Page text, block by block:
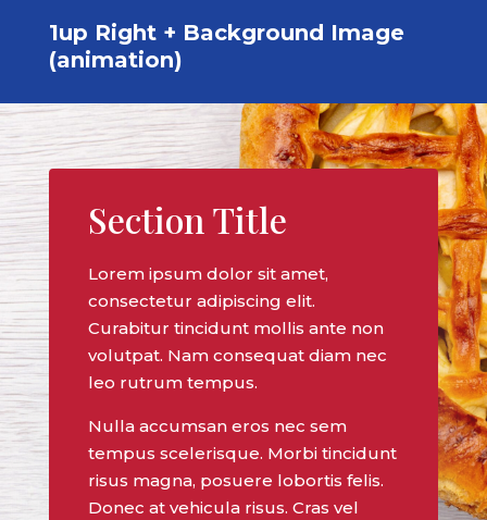
1up Right + Background Image
(animation)
Section Title
Lorem ipsum dolor sit amet,
consectetur adipiscing elit.
Curabitur tincidunt mollis ante non
volutpat. Nam consequat diam nec
leo rutrum tempus.
Nulla accumsan eros nec sem
tempus scelerisque. Morbi tincidunt
risus magna, posuere lobortis felis.
Donec at vehicula risus. Cras vel